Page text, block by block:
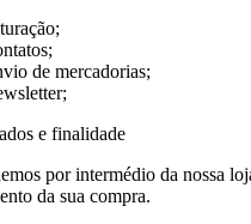
de mercadorias;
e finalidade
por intermédio da nossa
da sua compra.